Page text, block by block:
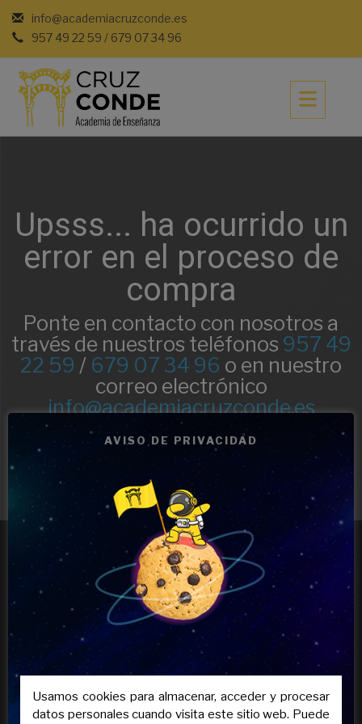
contenido
info@academiacruzconde.es
957 49 22 59 / 679 07 34 96
Upsss... ha ocurrido un
error en el proceso de
compra
Ponte en contacto con nosotros a
través de nuestros teléfonos 957 49
22 59 / 679 07 34 96 o en nuestro
correo electrónico
info@academiacruzconde.es
Clases de apoyo ESO y Bachillerato, acceso a ciclos formativos FP,
preparación de selectividad y especialistas en Oposiciones de
Primaria y Secundaria
INFORMACIÓN
AVISO DE PRIVACIDAD
Usamos cookies para almacenar, acceder y procesar
datos personales cuando visita este sitio web. Puede